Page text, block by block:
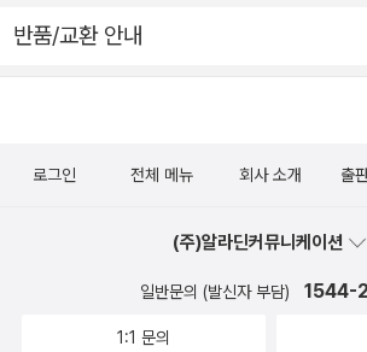
<<동물들>>- 윌리엄 블레이크의 시와 그
니 올해는 페이블즈를 읽어야할것 같아요.
재미있어서 다음책도 구입. 구입한 요
오북은 처음이었는데, 좋았어요. 완결을 기다리는 시리즈 만
는 다 좋지만, 특히 표지가 넘 포근해서 읽고
서 첫구매했는데, 읽다보니 재미있네요. 내년에 호이안 여행
계획이 있어서 구입한 여행책자들.원래 일본
반품/교환 안내
로그인 전체 메뉴 회사 소개 출
(주)알라딘커뮤니케이션
일반문의 (발신자 부담) 1544-
1:1 문의